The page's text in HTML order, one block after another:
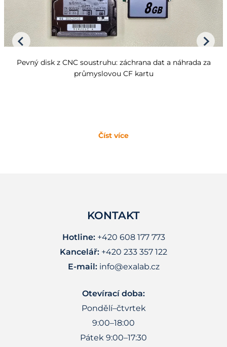
Pevný disk z CNC soustruhu: záchrana dat a náhrada za
průmyslovou CF kartu
Číst více
KONTAKT
Hotline:+420 608 177 773
Kancelář: +420 233 357 122
E-mail: info@exalab.cz
Otevírací doba:
Pondělí–čtvrtek
9:00–18:00
Pátek 9:00–17:30